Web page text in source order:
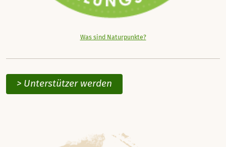
Was sind Naturpunkte?
> Unterstützer werden